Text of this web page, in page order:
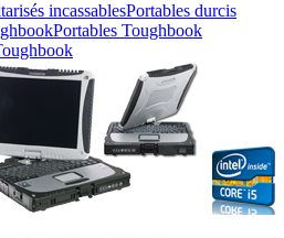
Portables durcis
Portables Toughbook